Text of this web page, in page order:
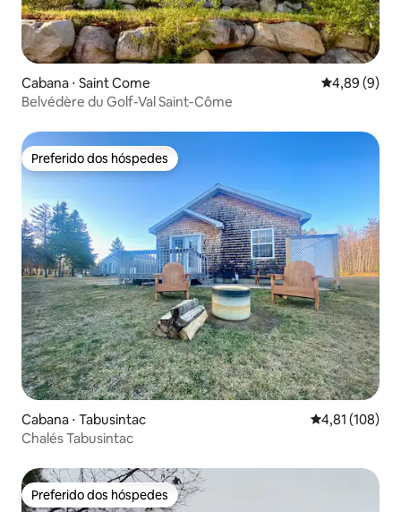
Cabana ⋅ Saint Come 4,89 de uma
4,89 (9)
Belvédère du Golf-Val Saint-Côme
Preferido dos hóspedes
Preferido dos hóspedes
Cabana ⋅ Tabusintac 4,81 de uma
4,81 (108)
Chalés Tabusintac
Preferido dos hóspedes
Preferido dos hóspedes